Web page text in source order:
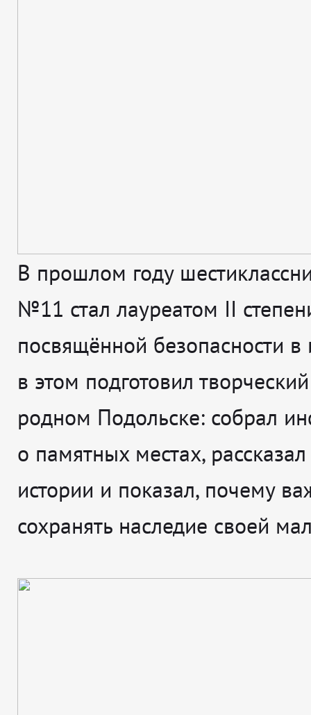
В прошлом году
№11 стал лауреатом II
посвящённой безопасности в
в этом подготовил
родном Подольске: собрал
о памятных местах,
истории и показал, почему
сохранять наследие своей